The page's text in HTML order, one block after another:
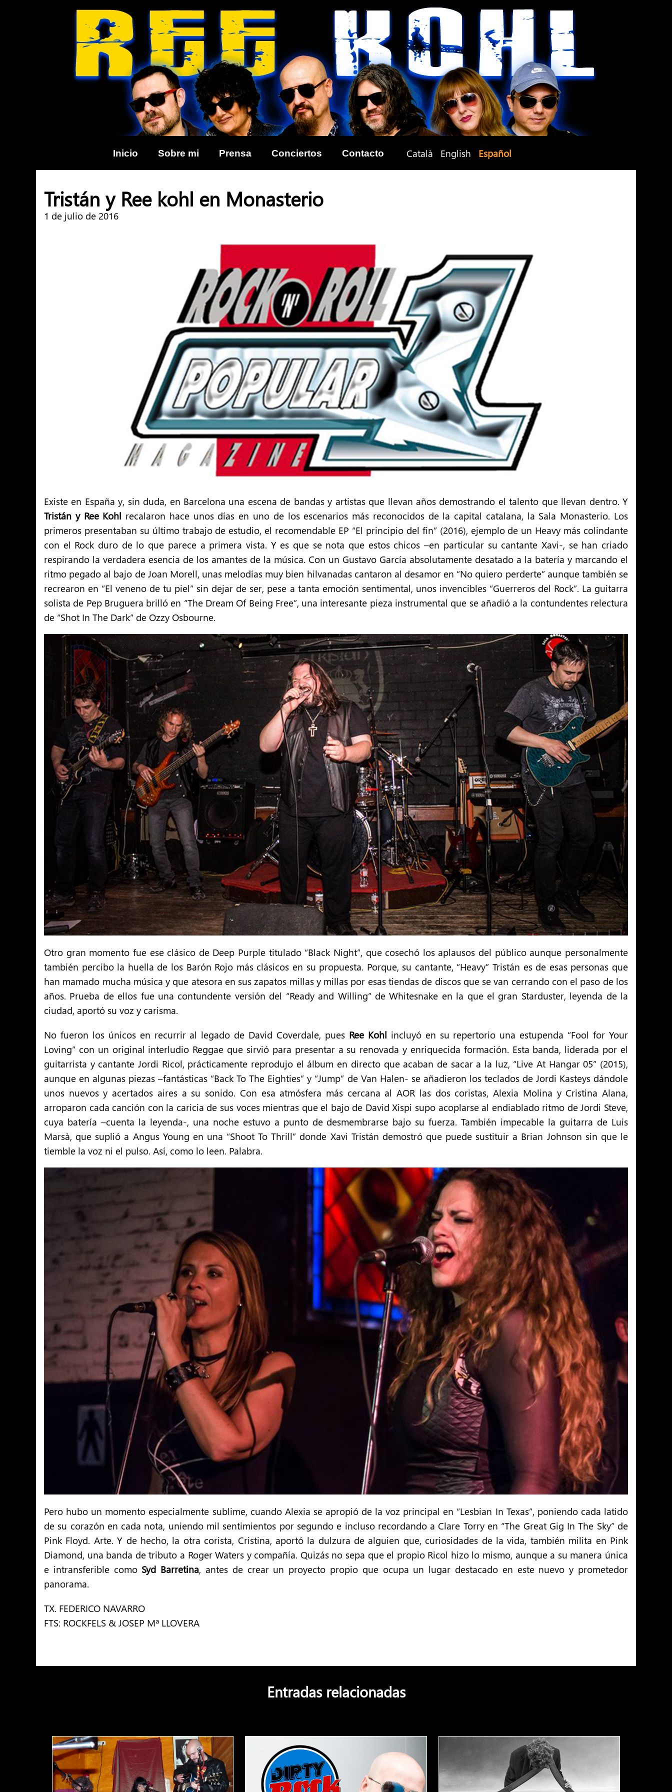
Inicio Sobre mi Prensa Conciertos Contacto Català English Español
Tristán y Ree kohl en Monasterio
1 de julio de 2016
Existe en España y, sin duda, en Barcelona una escena de bandas y artistas que llevan años demostrando el talento que llevan dentro. Y
Tristán y Ree Kohl recalaron hace unos días en uno de los escenarios más reconocidos de la capital catalana, la Sala Monasterio. Los
primeros presentaban su último trabajo de estudio, el recomendable EP “El principio del fin” (2016), ejemplo de un Heavy más colindante
con el Rock duro de lo que parece a primera vista. Y es que se nota que estos chicos –en particular su cantante Xavi-, se han criado
respirando la verdadera esencia de los amantes de la música. Con un Gustavo García absolutamente desatado a la batería y marcando el
ritmo pegado al bajo de Joan Morell, unas melodías muy bien hilvanadas cantaron al desamor en “No quiero perderte” aunque también se
recrearon en “El veneno de tu piel” sin dejar de ser, pese a tanta emoción sentimental, unos invencibles “Guerreros del Rock”. La guitarra
solista de Pep Bruguera brilló en “The Dream Of Being Free”, una interesante pieza instrumental que se añadió a la contundentes relectura
de “Shot In The Dark” de Ozzy Osbourne.
Otro gran momento fue ese clásico de Deep Purple titulado “Black Night”, que cosechó los aplausos del público aunque personalmente
también percibo la huella de los Barón Rojo más clásicos en su propuesta. Porque, su cantante, “Heavy” Tristán es de esas personas que
han mamado mucha música y que atesora en sus zapatos millas y millas por esas tiendas de discos que se van cerrando con el paso de los
años. Prueba de ellos fue una contundente versión del “Ready and Willing” de Whitesnake en la que el gran Starduster, leyenda de la
ciudad, aportó su voz y carisma.
No fueron los únicos en recurrir al legado de David Coverdale, pues Ree Kohl incluyó en su repertorio una estupenda “Fool for Your
Loving” con un original interludio Reggae que sirvió para presentar a su renovada y enriquecida formación. Esta banda, liderada por el
guitarrista y cantante Jordi Ricol, prácticamente reprodujo el álbum en directo que acaban de sacar a la luz, “Live At Hangar 05” (2015),
aunque en algunas piezas –fantásticas “Back To The Eighties” y “Jump” de Van Halen- se añadieron los teclados de Jordi Kasteys dándole
unos nuevos y acertados aires a su sonido. Con esa atmósfera más cercana al AOR las dos coristas, Alexia Molina y Cristina Alana,
arroparon cada canción con la caricia de sus voces mientras que el bajo de David Xispi supo acoplarse al endiablado ritmo de Jordi Steve,
cuya batería –cuenta la leyenda-, una noche estuvo a punto de desmembrarse bajo su fuerza. También impecable la guitarra de Luis
Marsà, que suplió a Angus Young en una “Shoot To Thrill” donde Xavi Tristán demostró que puede sustituir a Brian Johnson sin que le
tiemble la voz ni el pulso. Así, como lo leen. Palabra.
Pero hubo un momento especialmente sublime, cuando Alexia se apropió de la voz principal en “Lesbian In Texas”, poniendo cada latido
de su corazón en cada nota, uniendo mil sentimientos por segundo e incluso recordando a Clare Torry en “The Great Gig In The Sky” de
Pink Floyd. Arte. Y de hecho, la otra corista, Cristina, aportó la dulzura de alguien que, curiosidades de la vida, también milita en Pink
Diamond, una banda de tributo a Roger Waters y compañía. Quizás no sepa que el propio Ricol hizo lo mismo, aunque a su manera única
e intransferible como Syd Barretina, antes de crear un proyecto propio que ocupa un lugar destacado en este nuevo y prometedor
panorama.
TX. FEDERICO NAVARRO
FTS: ROCKFELS & JOSEP Mª LLOVERA
Entradas relacionadas